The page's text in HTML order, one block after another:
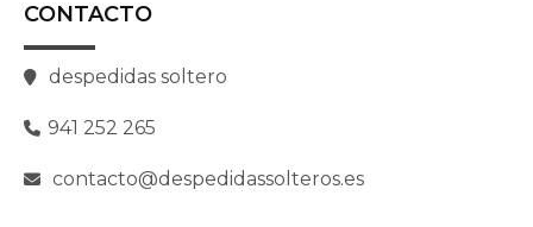
CONTACTO
despedidas soltero
941 252 265
contacto@despedidassolteros.es